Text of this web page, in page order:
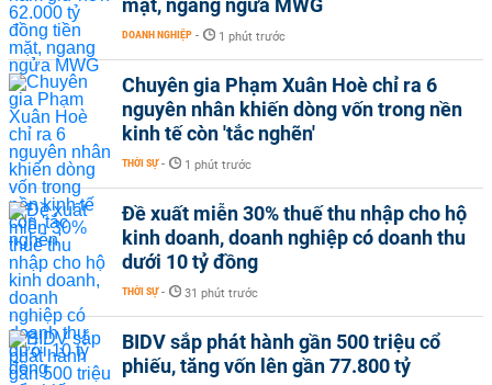
mặt, ngang ngửa MWG
DOANH NGHIỆP - 1 phút trước
Chuyên gia Phạm Xuân Hoè chỉ ra 6
nguyên nhân khiến dòng vốn trong nền
kinh tế còn 'tắc nghẽn'
THỜI SỰ - 1 phút trước
Đề xuất miễn 30% thuế thu nhập cho hộ
kinh doanh, doanh nghiệp có doanh thu
dưới 10 tỷ đồng
THỜI SỰ - 31 phút trước
BIDV sắp phát hành gần 500 triệu cổ
phiếu, tăng vốn lên gần 77.800 tỷ